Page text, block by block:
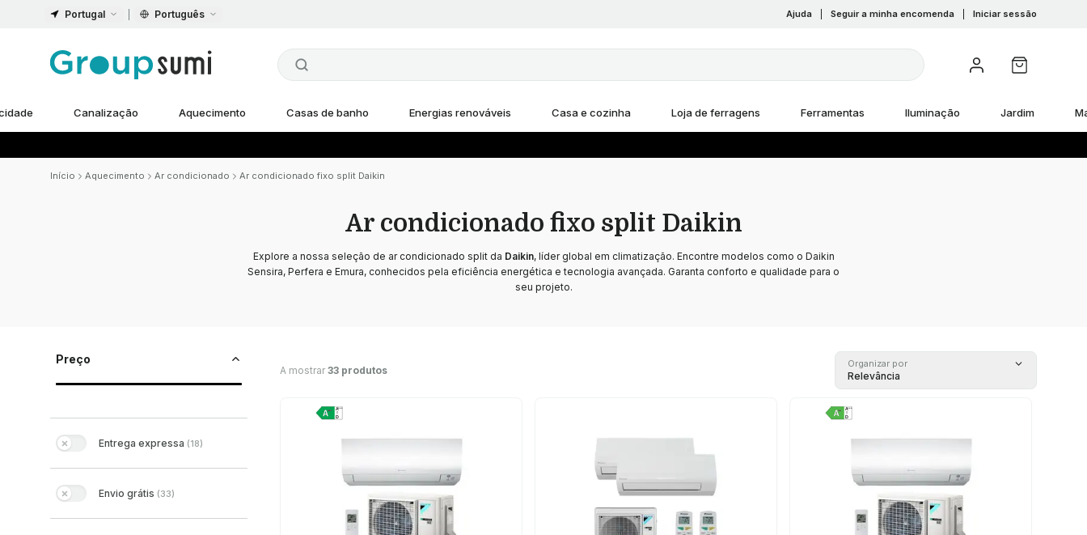
Portugal Português Ajuda Seguir a minha encomenda Iniciar sessão
Canalização Aquecimento Casas de banho Energias renováveis Casa e cozinha Loja de ferragens Ferramentas Iluminação Jardim
Início Aquecimento Ar condicionado Ar condicionado fixo split Daikin
Ar condicionado fixo split Daikin
Explore a nossa seleção de ar condicionado split da Daikin, líder global em climatização. Encontre modelos como o Daikin
Sensira, Perfera e Emura, conhecidos pela eficiência energética e tecnologia avançada. Garanta conforto e qualidade para o
seu projeto.
Preço
Entrega expressa (18)
Envio grátis (33)
A mostrar 33 produtos
Organizar por
Relevância